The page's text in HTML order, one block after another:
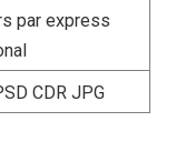
par express
CDR JPG